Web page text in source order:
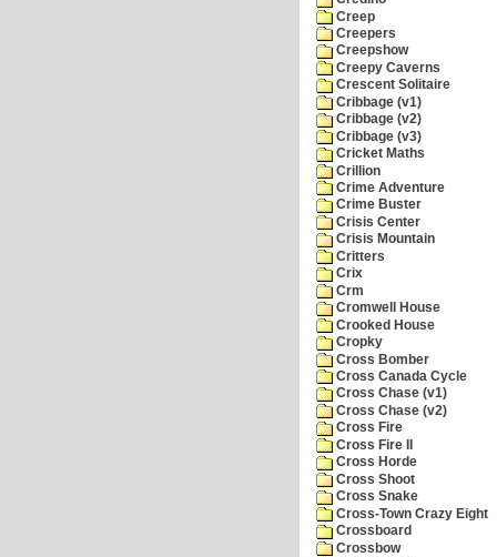
Creep
Creepers
Creepshow
Creepy Caverns
Crescent Solitaire
Cribbage (v1)
Cribbage (v2)
Cribbage (v3)
Cricket Maths
Crillion
Crime Adventure
Crime Buster
Crisis Center
Crisis Mountain
Critters
Crix
Crm
Cromwell House
Crooked House
Cropky
Cross Bomber
Cross Canada Cycle
Cross Chase (v1)
Cross Chase (v2)
Cross Fire
Cross Fire II
Cross Horde
Cross Shoot
Cross Snake
Cross-Town Crazy Eight
Crossboard
Crossbow